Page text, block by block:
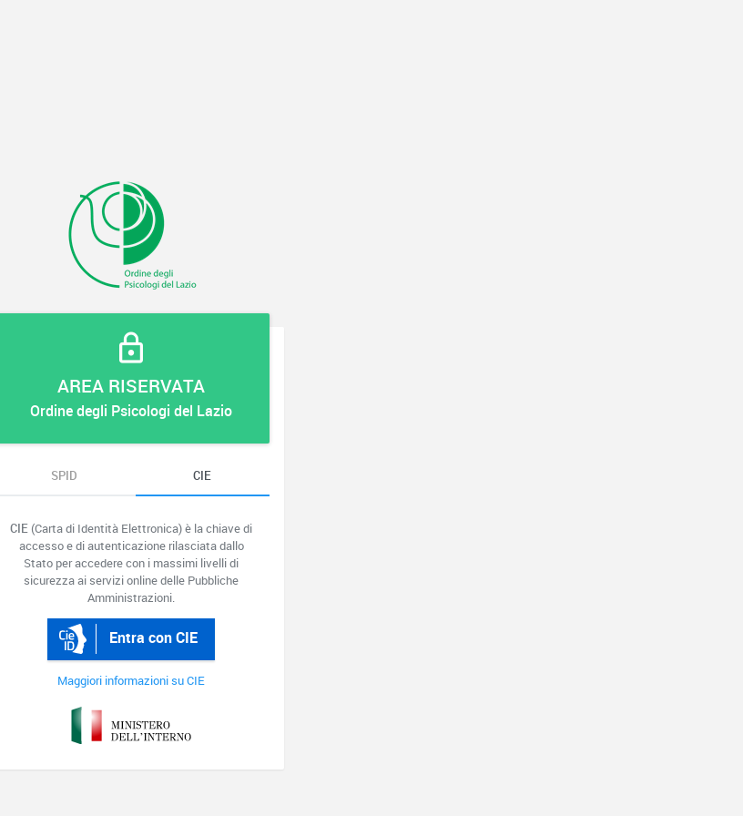
AREA RISERVATA
Ordine degli Psicologi del Lazio
SPID CIE
CIE (Carta di Identità Elettronica) è la chiave di
accesso e di autenticazione rilasciata dallo
Stato per accedere con i massimi livelli di
sicurezza ai servizi online delle Pubbliche
Amministrazioni.
Entra con CIE
Maggiori informazioni su CIE